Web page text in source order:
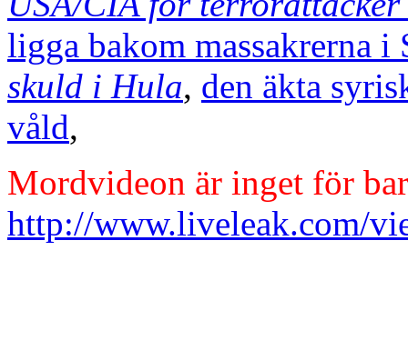
ligga bakom massakrerna i
skuld i Hula, den äkta
våld,
Mordvideon är inget för
http://www.liveleak.com/